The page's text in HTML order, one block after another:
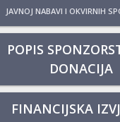
JAVNOJ NABAVI I OKVIRNIH
POPIS
DONACIJA
FINANCIJSKA